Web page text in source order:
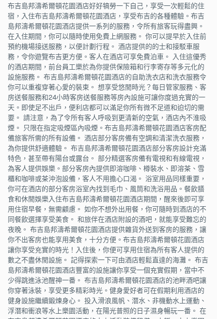
布吉島邦濤希爾頓花園酒店好好犒勞一下自己，享受一次輕鬆的住
宿，入住布吉島邦濤希爾頓花園酒店，享受布吉的各種體驗。布吉
島邦濤希爾頓花園酒店提供一系列的服務，令所有旅客玩得盡興。
在入住期間，你可以隨時使用免費上網服務。 你可以提早於入住前
預約機場接送服務，以便計劃行程。 酒店提供的的士和接駁車服
務，令你遊覽布吉更方便。客人在酒店可享免費泊車。 入住這優秀
的酒店期間，前台員工樂於為你提供保險箱和行李寄存等多元化的
設施服務。 布吉島邦濤希爾頓花園酒店的自助洗衣店和洗衣服務令
你可以重複穿著心愛的裝束。 想享受悠閒時光？每日管家服務、客
房送餐服務和24小時客房送餐服務等房內設施可讓你度過充實的一
天。即使足不出戶，便利店都可以滿足你所有微不足道和迫切的需
要。 請注意，為了令所有客人呼吸到更清新的空氣，酒店內不淮吸
煙。 只限在指定吸煙區內吸煙。布吉島邦濤希爾頓花園酒店客房配
備旅客所需的所有設備。 酒店部分客房備有空調和清潔洗衣服務，
為你提供舒適體驗。 布吉島邦濤希爾頓花園酒店部分客房設計充滿
特色，甚至帶有陽台或露台。 部分精選客房備有電視和有線電視，
為客人提供娛樂。部分客房內提供即溶咖啡、樽裝水、即溶茶、雪
櫃和咖啡或茶沖泡設備，客人不用擔心口渴。 浴室用品同樣重要，
你可在酒店的部分客房浴室內找到毛巾、風筒和洗浴用品。餐飲膳
食和休閒娛樂入住布吉島邦濤希爾頓花園酒店期間，醒來後即可享
用住宿早餐，無需顧慮。 如你不想外出用餐，你可隨時到酒店的不
同餐飲選擇享受美食。 和旅伴在酒店附設的酒吧，就能享受難忘的
夜晚。 布吉島邦濤希爾頓花園酒店提供雜貨外送到客房的服務，讓
你不出客房也能享用美食，十分方便。布吉島邦濤希爾頓花園酒店
讓你享受充實的時光！入住後，你便可享用住宿為所有客人提供的
數之不盡休閒設施。 記得探索一下可由酒店輕鬆直達的海灘。 布吉
島邦濤希爾頓花園酒店豐富的設施讓你享受一個充實假期，當中不
少得跳進泳池醒神一番。 布吉島邦濤希爾頓花園酒店的池畔酒吧讓
你穿著泳裝，享受更多精彩時光。健身愛好者可在假期利用酒店的
健身設施繼續鍛煉身心。 投入滑浪風帆、潛水、非機動水上運動、
浮潛和衝浪等水上樂園活動，在陽光普照的日子濕身暢玩一番。 在